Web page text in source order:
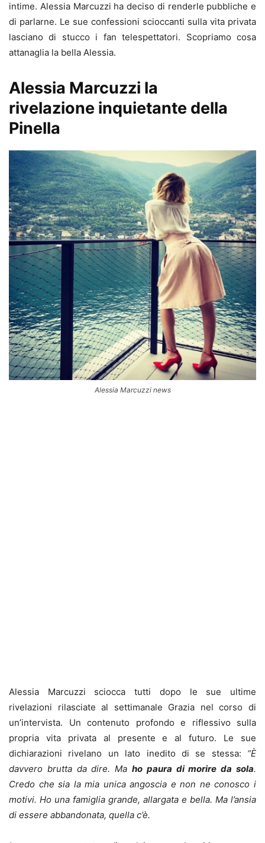
intime. Alessia Marcuzzi ha deciso di renderle pubbliche e
di parlarne. Le sue confessioni scioccanti sulla vita privata
lasciano di stucco i fan telespettatori. Scopriamo cosa
attanaglia la bella Alessia.
Alessia Marcuzzi la
rivelazione inquietante della
Pinella
Alessia Marcuzzi news
Alessia Marcuzzi sciocca tutti dopo le sue ultime
rivelazioni rilasciate al settimanale Grazia nel corso di
un’intervista. Un contenuto profondo e riflessivo sulla
propria vita privata al presente e al futuro. Le sue
dichiarazioni rivelano un lato inedito di se stessa: “È
davvero brutta da dire. Ma ho paura di morire da sola.
Credo che sia la mia unica angoscia e non ne conosco i
motivi. Ho una famiglia grande, allargata e bella. Ma l’ansia
di essere abbandonata, quella c’è.